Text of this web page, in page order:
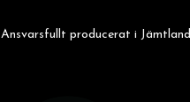
Ansvarsfullt producerat i Jämtland